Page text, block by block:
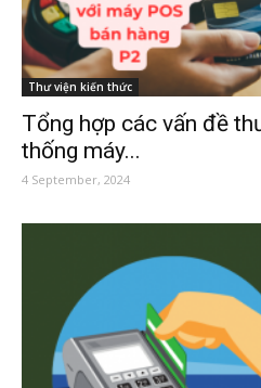
Thư viện kiến thức
Tổng hợp các vấn đề
thống máy...
4 September, 2024